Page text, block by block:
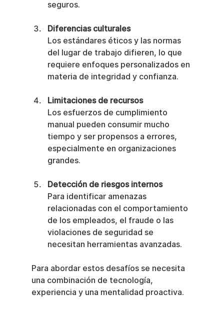
seguros.
Diferencias culturales
Los estándares éticos y las normas
del lugar de trabajo difieren, lo que
requiere enfoques personalizados en
materia de integridad y confianza.
Limitaciones de recursos
Los esfuerzos de cumplimiento
manual pueden consumir mucho
tiempo y ser propensos a errores,
especialmente en organizaciones
grandes.
Detección de riesgos internos
Para identificar amenazas
relacionadas con el comportamiento
de los empleados, el fraude o las
violaciones de seguridad se
necesitan herramientas avanzadas.
Para abordar estos desafíos se necesita
una combinación de tecnología,
experiencia y una mentalidad proactiva.